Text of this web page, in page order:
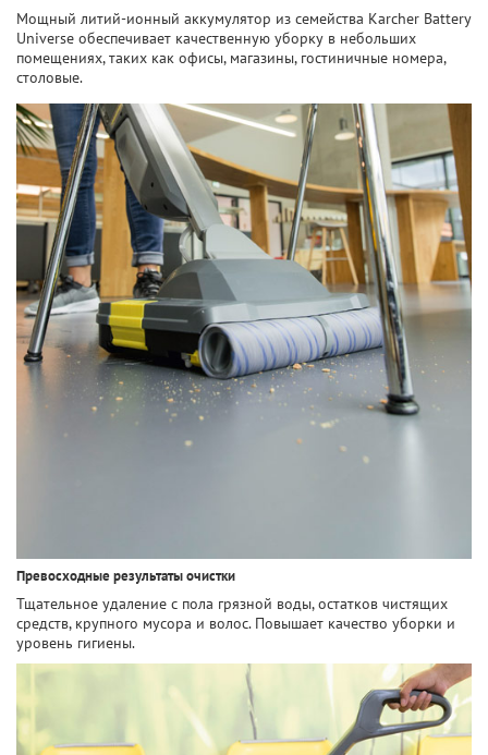
Мощный литий-ионный аккумулятор из семейства Karcher Battery
Universe обеспечивает качественную уборку в небольших
помещениях, таких как офисы, магазины, гостиничные номера,
столовые.
Превосходные результаты очистки
Тщательное удаление с пола грязной воды, остатков чистящих
средств, крупного мусора и волос. Повышает качество уборки и
уровень гигиены.